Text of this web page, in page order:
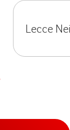
Lecce